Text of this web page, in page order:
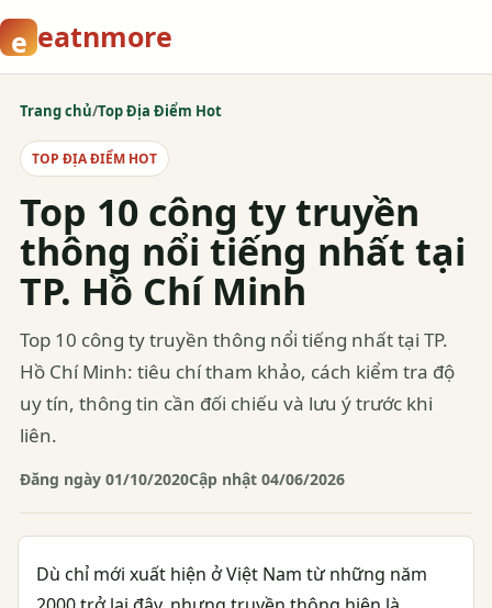
e eatnmore
Trang chủ/Top Địa Điểm Hot
TOP ĐỊA ĐIỂM HOT
Top 10 công ty truyền
thông nổi tiếng nhất tại
TP. Hồ Chí Minh
Top 10 công ty truyền thông nổi tiếng nhất tại TP.
Hồ Chí Minh: tiêu chí tham khảo, cách kiểm tra độ
uy tín, thông tin cần đối chiếu và lưu ý trước khi
liên.
Đăng ngày 01/10/2020Cập nhật 04/06/2026
Dù chỉ mới xuất hiện ở Việt Nam từ những năm